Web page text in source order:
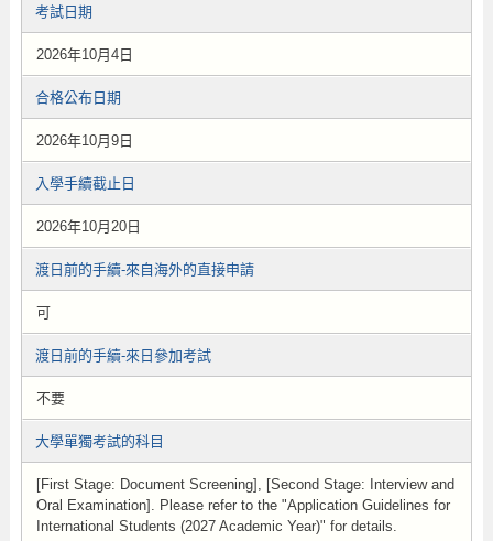
考試日期
2026年10月4日
合格公布日期
2026年10月9日
入學手續截止日
2026年10月20日
渡日前的手續-來自海外的直接申請
可
渡日前的手續-來日參加考試
不要
大學單獨考試的科目
[First Stage: Document Screening], [Second Stage: Interview and
Oral Examination]. Please refer to the "Application Guidelines for
International Students (2027 Academic Year)" for details.